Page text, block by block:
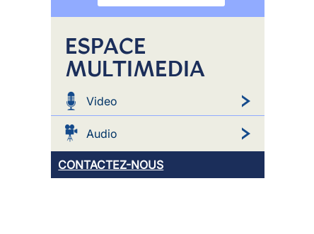
ESPACE
MULTIMEDIA
Video
Audio
CONTACTEZ-NOUS